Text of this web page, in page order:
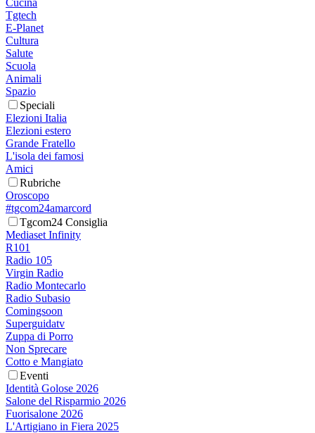
Cucina
Tgtech
E-Planet
Cultura
Salute
Scuola
Animali
Spazio
Speciali
Elezioni Italia
Elezioni estero
Grande Fratello
L'isola dei famosi
Amici
Rubriche
Oroscopo
#tgcom24amarcord
Tgcom24 Consiglia
Mediaset Infinity
R101
Radio 105
Virgin Radio
Radio Montecarlo
Radio Subasio
Comingsoon
Superguidatv
Zuppa di Porro
Non Sprecare
Cotto e Mangiato
Eventi
Identità Golose 2026
Salone del Risparmio 2026
Fuorisalone 2026
L'Artigiano in Fiera 2025